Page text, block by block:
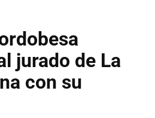
jurado de La
con su